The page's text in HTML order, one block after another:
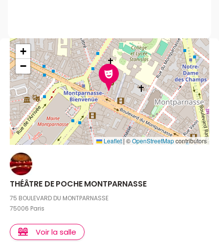
+
−
Leaflet|©OpenStreetMapcontributors
THÉÂTRE DE POCHE MONTPARNASSE
75 BOULEVARD DU MONTPARNASSE
75006 Paris
Voir la salle